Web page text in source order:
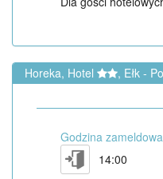
Horeka, Hotel , Ełk -
Godzina
14:00